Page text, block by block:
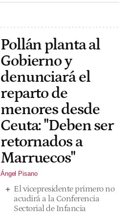
Pollán planta al
Gobierno y
denunciará el
reparto de
menores desde
Ceuta: "Deben ser
retornados a
Marruecos"
Ángel Pisano
El vicepresidente primero no
acudirá a la Conferencia
Sectorial de Infancia